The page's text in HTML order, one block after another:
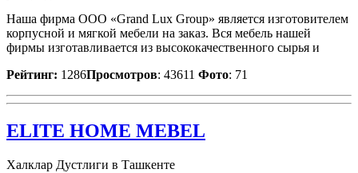
Наша фирма ООО «Grand Lux Group» является изготовителем
корпусной и мягкой мебели на заказ. Вся мебель нашей
фирмы изготавливается из высококачественного сырья и
Рейтинг: 1286Просмотров: 43611 Фото: 71
ELITE HOME MEBEL
Халклар Дустлиги в Ташкенте